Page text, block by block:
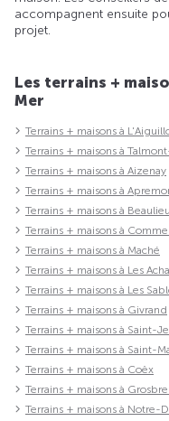
accompagnent ensuite
projet.
Les terrains +
Mer
Terrains + maisons à
Terrains + maisons à
Terrains + maisons à Aizenay
Terrains + maisons à
Terrains + maisons à
Terrains + maisons à
Terrains + maisons à Maché
Terrains + maisons à Les
Terrains + maisons à Les
Terrains + maisons à Givrand
Terrains + maisons à Saint-
Terrains + maisons à Saint-
Terrains + maisons à Coëx
Terrains + maisons à
Terrains + maisons à Notre-